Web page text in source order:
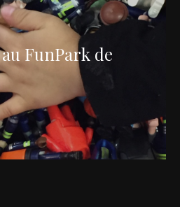
FunPark de